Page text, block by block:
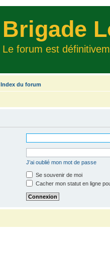
Brigade
Le forum est
Index du forum
J’ai oublié mon mot de passe
Se souvenir de moi
Cacher mon statut en ligne